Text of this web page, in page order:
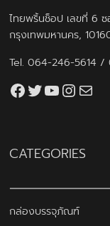
ไทยพริ้นช็อป เลขที่ 6
กรุงเทพมหานคร,
Tel.064-246-5614 /
Facebook
Twitter
YouTube
CATEGORIES
กล่องบรรจุภัณฑ์